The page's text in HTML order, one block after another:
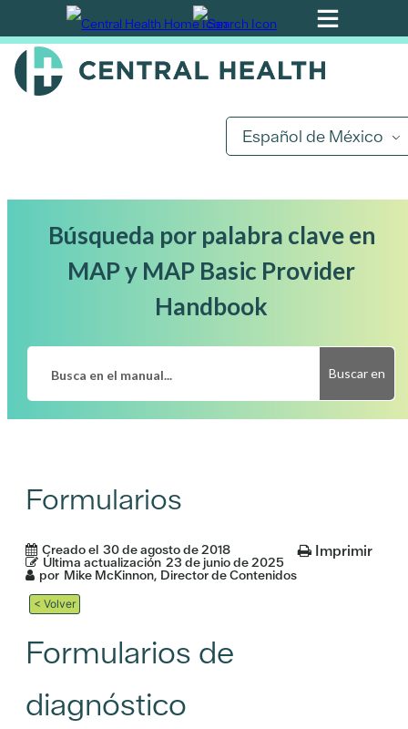
Ir
al
contenido
Español de México
Búsqueda por palabra clave en
MAP y MAP Basic Provider
Handbook
Buscar en
Formularios
Creado el 30 de agosto de 2018
Última actualización 23 de junio de 2025
por Mike McKinnon, Director de Contenidos
Imprimir
< Volver
Formularios de
diagnóstico